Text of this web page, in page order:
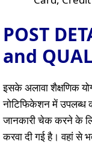
POST
and
इसके अलावा शैक्षणिक
नोटिफिकेशन में उपलब्ध
जानकारी चेक करने के
करवा दी गई है। वहां से